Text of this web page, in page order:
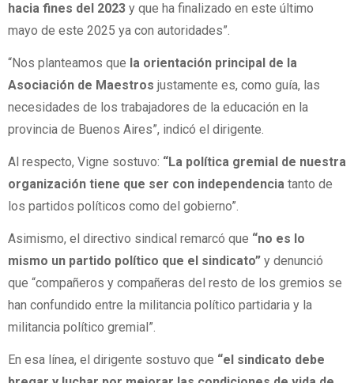
hacia fines del 2023 y que ha finalizado en este último
mayo de este 2025 ya con autoridades”.
“Nos planteamos que la orientación principal de la
Asociación de Maestros justamente es, como guía, las
necesidades de los trabajadores de la educación en la
provincia de Buenos Aires”, indicó el dirigente.
Al respecto, Vigne sostuvo: “La política gremial de nuestra
organización tiene que ser con independencia tanto de
los partidos políticos como del gobierno”.
Asimismo, el directivo sindical remarcó que “no es lo
mismo un partido político que el sindicato” y denunció
que “compañeros y compañeras del resto de los gremios se
han confundido entre la militancia político partidaria y la
militancia político gremial”.
En esa línea, el dirigente sostuvo que “el sindicato debe